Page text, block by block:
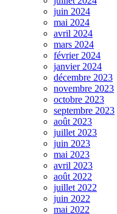
juin 2024
mai 2024
avril 2024
mars 2024
février 2024
janvier 2024
décembre 2023
novembre 2023
octobre 2023
septembre 2023
août 2023
juillet 2023
juin 2023
mai 2023
avril 2023
août 2022
juillet 2022
juin 2022
mai 2022